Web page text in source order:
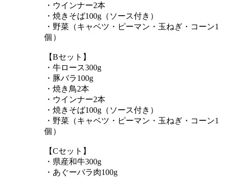
・ウインナー2本
・焼きそば100g（ソース付き）
・野菜（キャベツ・ピーマン・玉ねぎ・コーン1
個）
【Bセット】
・牛ロース300g
・豚バラ100g
・焼き鳥2本
・ウインナー2本
・焼きそば100g（ソース付き）
・野菜（キャベツ・ピーマン・玉ねぎ・コーン1
個）
【Cセット】
・県産和牛300g
・あぐーバラ肉100g